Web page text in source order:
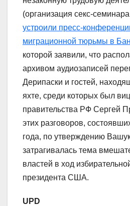
(организация секс-
устроили пресс-
миграционной тюрьмы в
которой заявили, что
архивом аудиозаписей
Дерипаски и гостей,
яхте, среди которых был
правительства РФ Сергей
этих разговоров,
года, по утверждению
затрагивалась тема
властей в ход
президента США.
UPD